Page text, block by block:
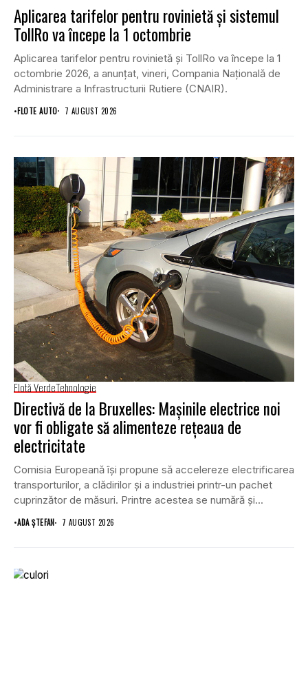
Aplicarea tarifelor pentru rovinietă și sistemul
TollRo va începe la 1 octombrie
Aplicarea tarifelor pentru rovinietă și TollRo va începe la 1
octombrie 2026, a anunțat, vineri, Compania Națională de
Administrare a Infrastructurii Rutiere (CNAIR).
•FLOTE AUTO 7 AUGUST 2026
Flotă VerdeTehnologie
Directivă de la Bruxelles: Mașinile electrice noi
vor fi obligate să alimenteze rețeaua de
electricitate
Comisia Europeană își propune să accelereze electrificarea
transporturilor, a clădirilor și a industriei printr-un pachet
cuprinzător de măsuri. Printre acestea se numără și...
•ADA ȘTEFAN 7 AUGUST 2026